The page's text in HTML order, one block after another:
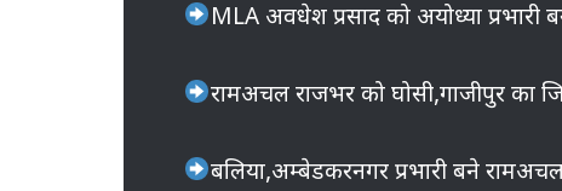
MLA अवधेश प्रसाद को अयोध्या प्रभारी
रामअचल राजभर को घोसी,गाजीपुर का
बलिया,अम्बेडकरनगर प्रभारी बने